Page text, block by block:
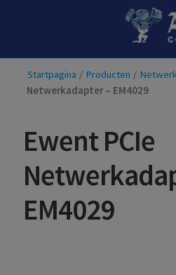
Startpagina / Producten /
Netwerkadapter – EM4029
Ewent PCIe
EM4029